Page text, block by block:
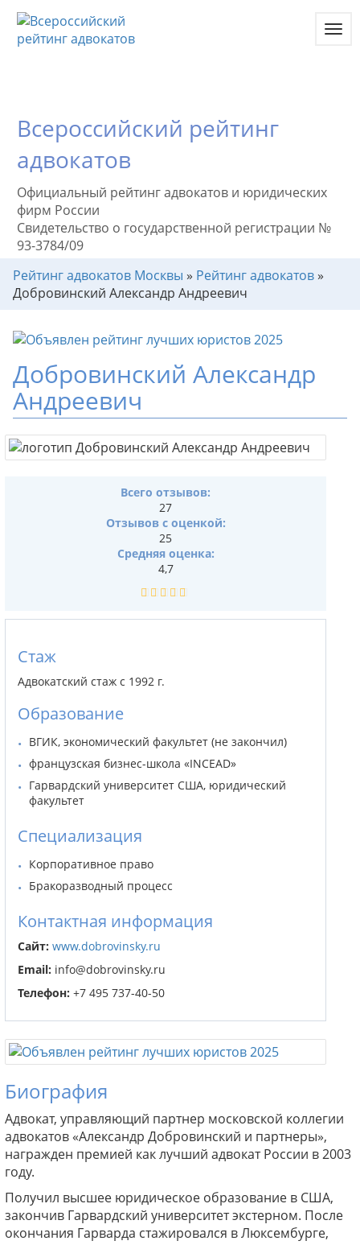
Всероссийский рейтинг
адвокатов
Официальный рейтинг адвокатов и юридических
фирм России
Свидетельство о государственной регистрации №
93-3784/09
Рейтинг адвокатов Москвы » Рейтинг адвокатов»
Добровинский Александр Андреевич
Добровинский Александр
Андреевич
Биография
Адвокат, управляющий партнер московской коллегии
адвокатов «Александр Добровинский и партнеры»,
награжден премией как лучший адвокат России в 2003
году.
Получил высшее юридическое образование в США,
закончив Гарвардский университет экстерном. После
окончания Гарварда стажировался в Люксембурге,
Всего отзывов:
27
Отзывов с оценкой:
25
Средняя оценка:
4,7
Стаж
Адвокатский стаж с 1992 г.
Образование
ВГИК, экономический факультет (не закончил)
французская бизнес-школа «INCEAD»
Гарвардский университет США, юридический
факультет
Специализация
Корпоративное право
Бракоразводный процесс
Контактная информация
Сайт: www.dobrovinsky.ru
Email: info@dobrovinsky.ru
Телефон: +7 495 737-40-50